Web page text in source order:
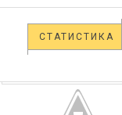
СТАТИСТИКА